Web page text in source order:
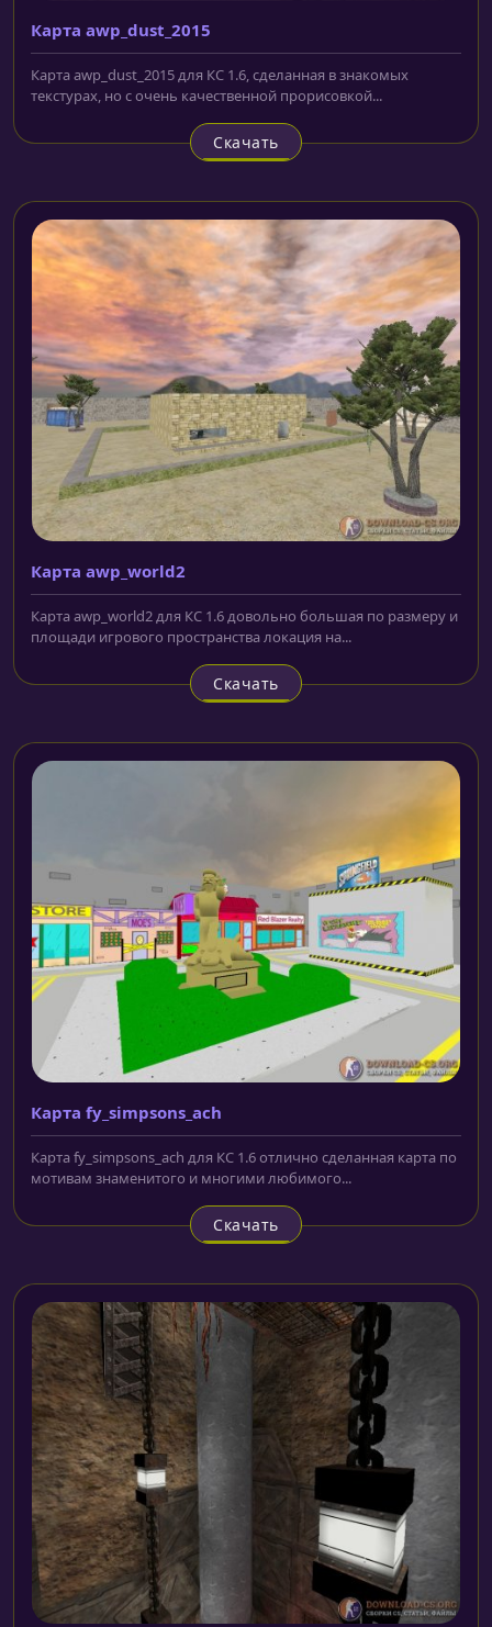
Карта awp_dust_2015
Карта awp_dust_2015 для КС 1.6, сделанная в знакомых
текстурах, но с очень качественной прорисовкой...
Скачать
Карта awp_world2
Карта awp_world2 для КС 1.6 довольно большая по размеру и
площади игрового пространства локация на...
Скачать
Карта fy_simpsons_ach
Карта fy_simpsons_ach для КС 1.6 отлично сделанная карта по
мотивам знаменитого и многими любимого...
Скачать